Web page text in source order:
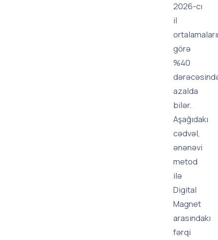
2026-cı
il
görə
%40
azalda
bilər.
Aşağıdakı
cədvəl,
ənənəvi
metod
ilə
Digital
Magnet
arasındakı
fərqi